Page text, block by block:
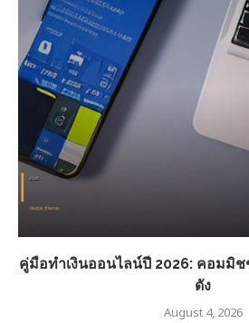
คู่มือทำเงินออนไลน์ปี 2026: คอมมิ
ดัง
August 4, 2026